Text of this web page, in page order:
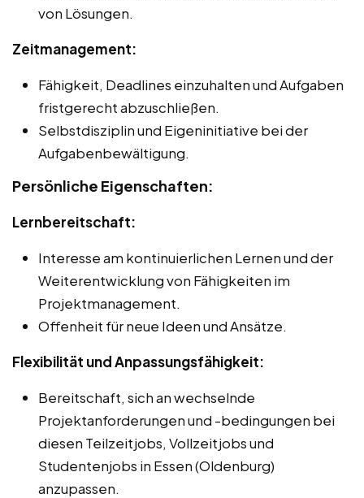
von Lösungen.
Zeitmanagement:
Fähigkeit, Deadlines einzuhalten und Aufgaben
fristgerecht abzuschließen.
Selbstdisziplin und Eigeninitiative bei der
Aufgabenbewältigung.
Persönliche Eigenschaften:
Lernbereitschaft:
Interesse am kontinuierlichen Lernen und der
Weiterentwicklung von Fähigkeiten im
Projektmanagement.
Offenheit für neue Ideen und Ansätze.
Flexibilität und Anpassungsfähigkeit:
Bereitschaft, sich an wechselnde
Projektanforderungen und -bedingungen bei
diesen Teilzeitjobs, Vollzeitjobs und
Studentenjobs in Essen (Oldenburg)
anzupassen.